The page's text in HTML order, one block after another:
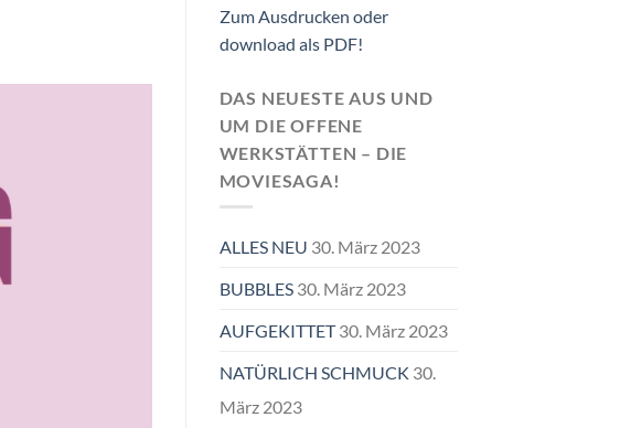
Zum Ausdrucken oder
download als PDF!
DAS NEUESTE AUS UND
UM DIE OFFENE
WERKSTÄTTEN – DIE
MOVIESAGA!
ALLES NEU 30. März 2023
BUBBLES 30. März 2023
AUFGEKITTET 30. März 2023
NATÜRLICH SCHMUCK 30.
März 2023